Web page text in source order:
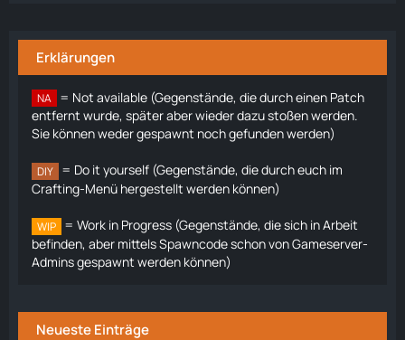
Erklärungen
NA = Not available (Gegenstände, die durch einen Patch
entfernt wurde, später aber wieder dazu stoßen werden.
Sie können weder gespawnt noch gefunden werden)
DIY = Do it yourself (Gegenstände, die durch euch im
Crafting-Menü hergestellt werden können)
WIP = Work in Progress (Gegenstände, die sich in Arbeit
befinden, aber mittels Spawncode schon von Gameserver-
Admins gespawnt werden können)
Neueste Einträge